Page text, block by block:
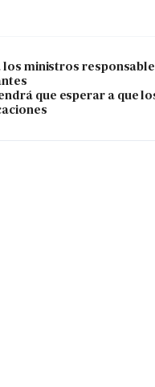
los ministros
que esperar a que